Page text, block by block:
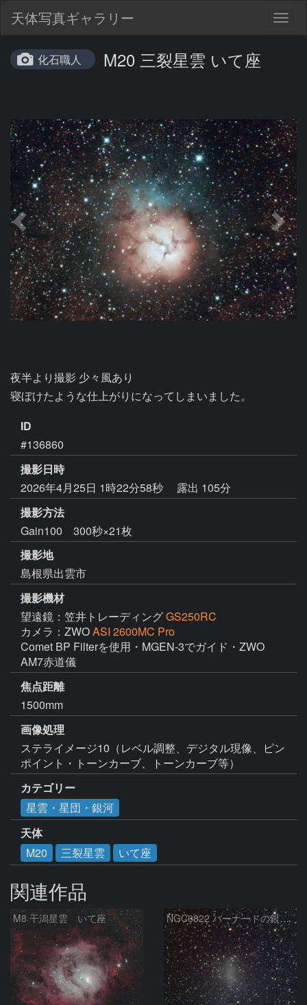
天体写真ギャラリー
化石職人 M20 三裂星雲 いて座
夜半より撮影 少々風あり
寝ぼけたような仕上がりになってしまいました。
ID
#136860
撮影日時
2026年4月25日 1時22分58秒
露出 105分
撮影方法
Gain100 300秒×21枚
撮影地
島根県出雲市
撮影機材
望遠鏡：笠井トレーディングGS250RC
カメラ：ZWOASI 2600MC Pro
Comet BP Filterを使用・MGEN-3でガイド・ZWO
焦点距離
1500mm
画像処理
ステライメージ10（レベル調整、デジタル現像、ピン
ポイント・トーンカーブ、トーンカーブ等）
カテゴリー
星雲・星団・銀河
天体
M20
三裂星雲 いて座
関連作品
M8 干潟星雲 いて座 NGC6822 バーナードの銀河 いて座